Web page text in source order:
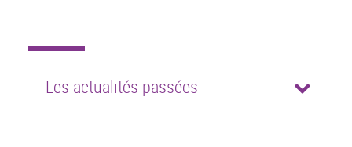
Les actualités passées